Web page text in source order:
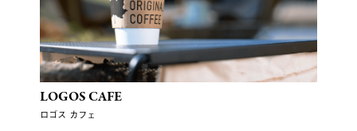
LOGOS CAFE
ロゴス カフェ